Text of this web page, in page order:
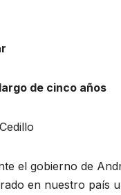
de cinco años
el gobierno de
en nuestro país